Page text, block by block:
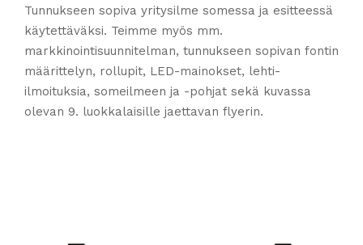
Tunnukseen sopiva yritysilme somessa ja esitteessä
käytettäväksi. Teimme myös mm.
markkinointisuunnitelman, tunnukseen sopivan fontin
määrittelyn, rollupit, LED-mainokset, lehti-
ilmoituksia, someilmeen ja -pohjat sekä kuvassa
olevan 9. luokkalaisille jaettavan flyerin.